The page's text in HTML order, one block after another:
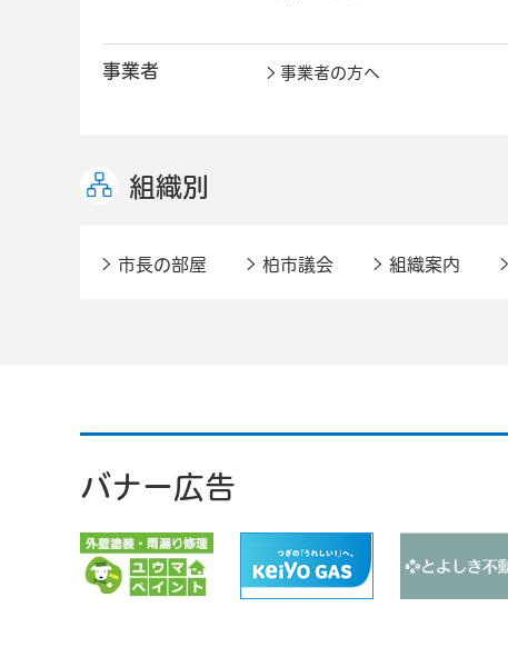
事業者 事業者の方へ
組織別
市長の部屋 柏市議会 組織案内
バナー広告